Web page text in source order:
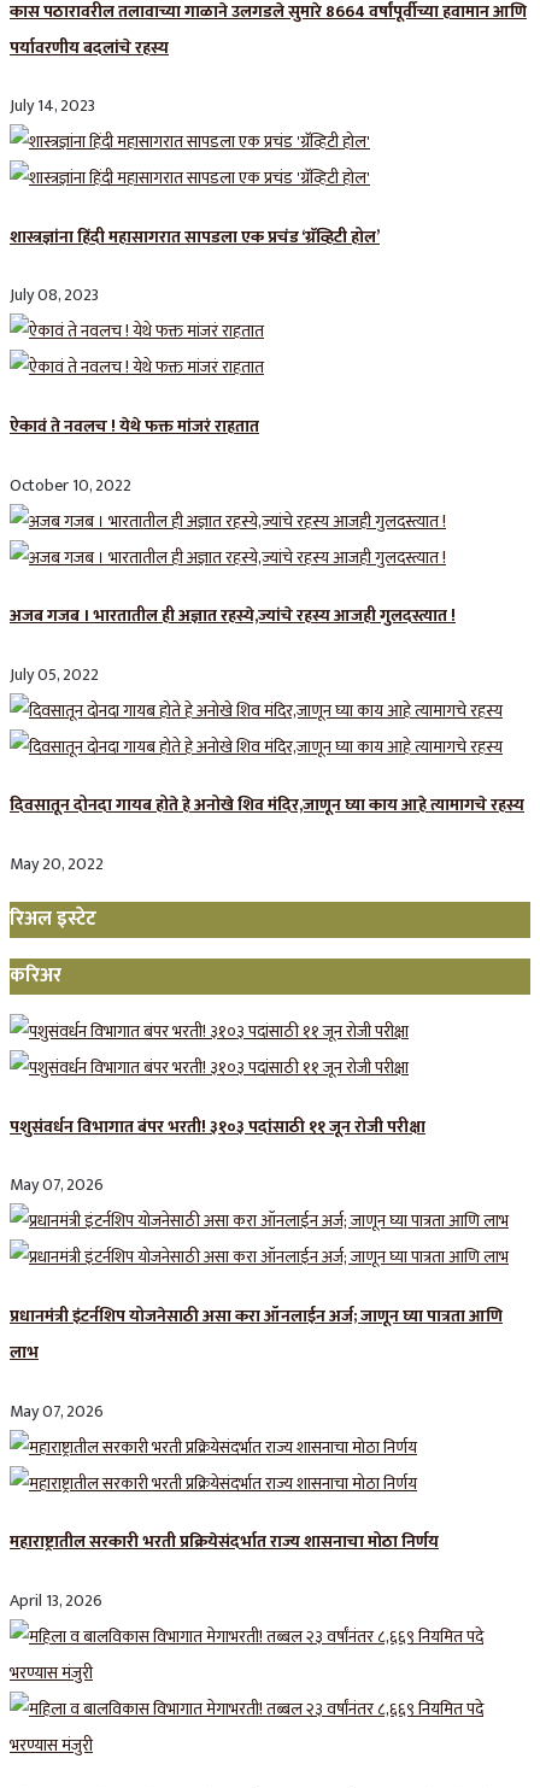
कास पठारावरील तलावाच्या गाळाने उलगडले सुमारे 8664 वर्षांपूर्वीच्या हवामान आणि
पर्यावरणीय बदलांचे रहस्य
July 14, 2023
शास्त्रज्ञांना हिंदी महासागरात सापडला एक प्रचंड ‘ग्रॅव्हिटी होल’
July 08, 2023
ऐकावं ते नवलच ! येथे फक्त मांजरं राहतात
October 10, 2022
अजब गजब । भारतातील ही अज्ञात रहस्ये,ज्यांचे रहस्य आजही गुलदस्त्यात !
July 05, 2022
दिवसातून दोनदा गायब होते हे अनोखे शिव मंदिर,जाणून घ्या काय आहे त्यामागचे रहस्य
May 20, 2022
रिअल इस्टेट
करिअर
पशुसंवर्धन विभागात बंपर भरती! ३१०३ पदांसाठी ११ जून रोजी परीक्षा
May 07, 2026
प्रधानमंत्री इंटर्नशिप योजनेसाठी असा करा ऑनलाईन अर्ज; जाणून घ्या पात्रता आणि
लाभ
May 07, 2026
महाराष्ट्रातील सरकारी भरती प्रक्रियेसंदर्भात राज्य शासनाचा मोठा निर्णय
April 13, 2026